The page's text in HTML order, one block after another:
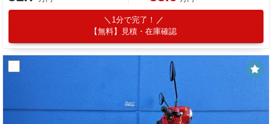
1分で完了！
【無料】見積・在庫確認